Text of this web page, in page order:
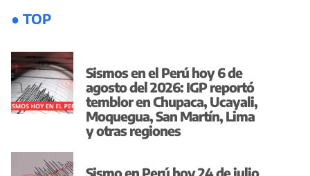
● TOP
Sismos en el Perú hoy 6 de
agosto del 2026: IGP reportó
temblor en Chupaca, Ucayali,
Moquegua, San Martín, Lima
y otras regiones
Sismo en Perú hoy 24 de julio